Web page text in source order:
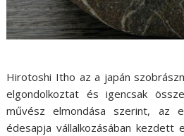
Hirotoshi Itho az a japán
elgondolkoztat és igencsak
művész elmondása szerint, az
édesapja vállalkozásában kezdett